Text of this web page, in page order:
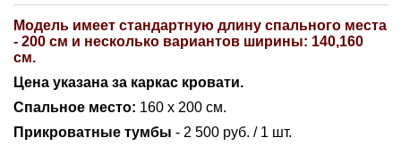
Модель имеет стандартную длину спального места
- 200 см и несколько вариантов ширины: 140,160
см.
Цена указана за каркас кровати.
Спальное место: 160 х 200 см.
Прикроватные тумбы - 2 500 руб. / 1 шт.